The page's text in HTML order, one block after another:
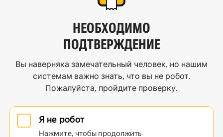
НЕОБХОДИМО
ПОДТВЕРЖДЕНИЕ
Вы наверняка замечательный человек, но нашим
системам важно знать, что вы не робот.
Пожалуйста, пройдите проверку.